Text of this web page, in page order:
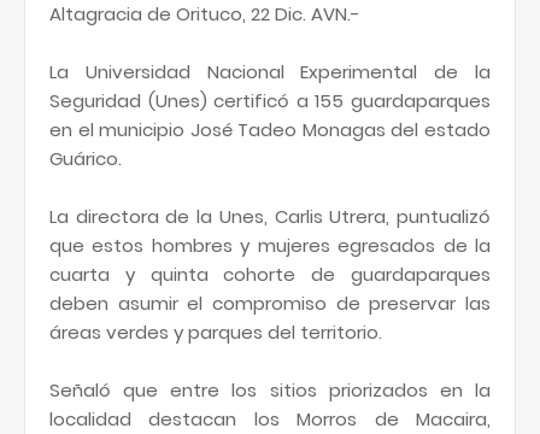
Altagracia de Orituco, 22 Dic. AVN.-
La Universidad Nacional Experimental de la
Seguridad (Unes) certificó a 155 guardaparques
en el municipio José Tadeo Monagas del estado
Guárico.
La directora de la Unes, Carlis Utrera, puntualizó
que estos hombres y mujeres egresados de la
cuarta y quinta cohorte de guardaparques
deben asumir el compromiso de preservar las
áreas verdes y parques del territorio.
Señaló que entre los sitios priorizados en la
localidad destacan los Morros de Macaira,